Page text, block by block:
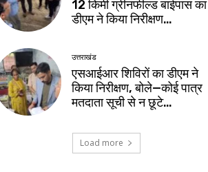
12 किमी ग्रीनफील्ड बाईपास का
डीएम ने किया निरीक्षण…
उत्तराखंड
एसआईआर शिविरों का डीएम ने
किया निरीक्षण, बोले—कोई पात्र
मतदाता सूची से न छूटे…
Load more